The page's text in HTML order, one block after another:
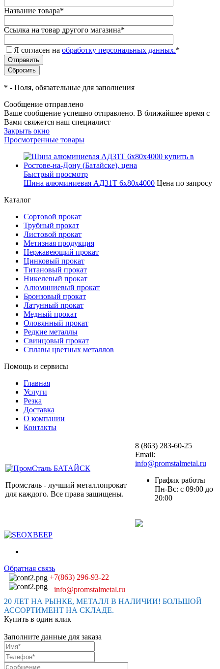
Название товара*
Ссылка на товар другого магазина*
Я согласен на обработку персональных данных.*
* - Поля, обязательные для заполнения
Сообщение отправлено
Ваше сообщение успешно отправлено. В ближайшее время с
Вами свяжется наш специалист
Закрыть окно
Просмотренные товары
Быстрый просмотр
Шина алюминиевая АД31Т 6х80х4000 Цена по запросу
Каталог
Сортовой прокат
Трубный прокат
Листовой прокат
Метизная продукция
Нержавеющий прокат
Цинковый прокат
Титановый прокат
Никелевый прокат
Алюминиевый прокат
Бронзовый прокат
Латунный прокат
Медный прокат
Оловянный прокат
Редкие металлы
Свинцовый прокат
Сплавы цветных металлов
Помощь и сервисы
Главная
Услуги
Резка
Доставка
О компании
Контакты
Промсталь - лучший металлопрокат
для каждого. Все права защищены.
8 (863) 283-60-25
Email:
info@promstalmetal.ru
График работы
Пн-Вс: с 09:00 до
20:00
Обратная связь
+7(863) 296-93-22
info@promstalmetal.ru
20 ЛЕТ НА РЫНКЕ, МЕТАЛЛ В НАЛИЧИИ! БОЛЬШОЙ
АССОРТИМЕНТ НА СКЛАДЕ.
Купить в один клик
Заполните данные для заказа